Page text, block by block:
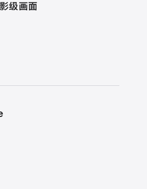
级画⁠面
- 13:00 - 14:30 - Apple 大连恒隆广场
- 16:15 - Apple 大连恒隆广场